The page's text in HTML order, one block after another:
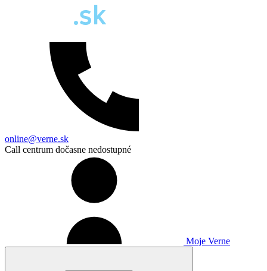
online@verne.sk
Call centrum dočasne nedostupné
Moje Verne